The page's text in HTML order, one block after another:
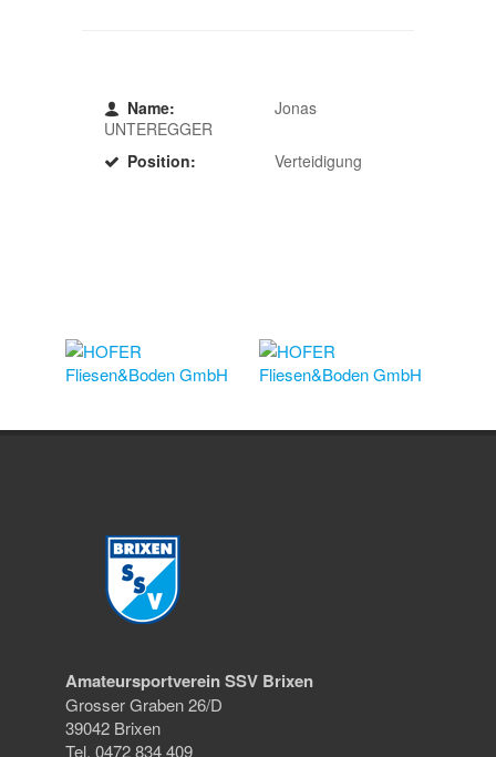
Name:
Jonas
UNTEREGGER
Position:
Verteidigung
Amateursportverein SSV Brixen
Grosser Graben 26/D
39042 Brixen
Tel. 0472 834 409